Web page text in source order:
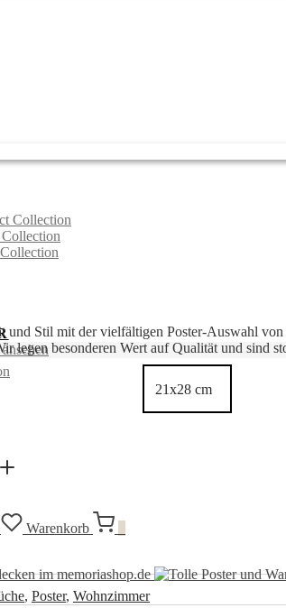
Collection
Warenkorb
Stil mit der vielfältigen Poster-Auswahl
legen besonderen Wert auf Qualität und sind
, Poster, Wohnzimmer